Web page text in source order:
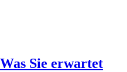
Sie erwartet